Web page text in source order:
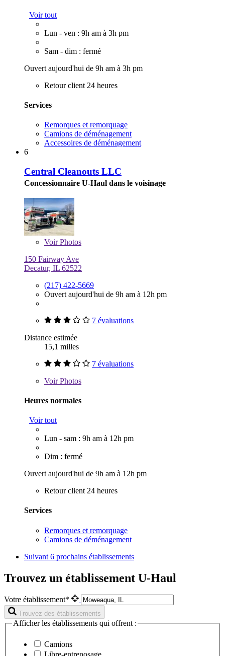
Voir tout
Lun - ven : 9h am à 3h pm
Sam - dim : fermé
Ouvert aujourd'hui de 9h am à 3h pm
Retour client 24 heures
Services
Remorques et remorquage
Camions de déménagement
Accessoires de déménagement
6
Central Cleanouts LLC
Concessionnaire U-Haul dans le voisinage
VoirPhotos
150 Fairway Ave
Decatur, IL 62522
(217) 422-5669
Ouvert aujourd'hui de 9h am à 12h pm
7 évaluations
Distance estimée
15,1 milles
7 évaluations
VoirPhotos
Heures normales
Voir tout
Lun - sam : 9h am à 12h pm
Dim : fermé
Ouvert aujourd'hui de 9h am à 12h pm
Retour client 24 heures
Services
Remorques et remorquage
Camions de déménagement
Suivant 6 prochains établissements
Trouvez un établissement U-Haul
Votre établissement*
Trouvez des établissements
Afficher les établissements qui offrent :
Camions
Libre-entreposage